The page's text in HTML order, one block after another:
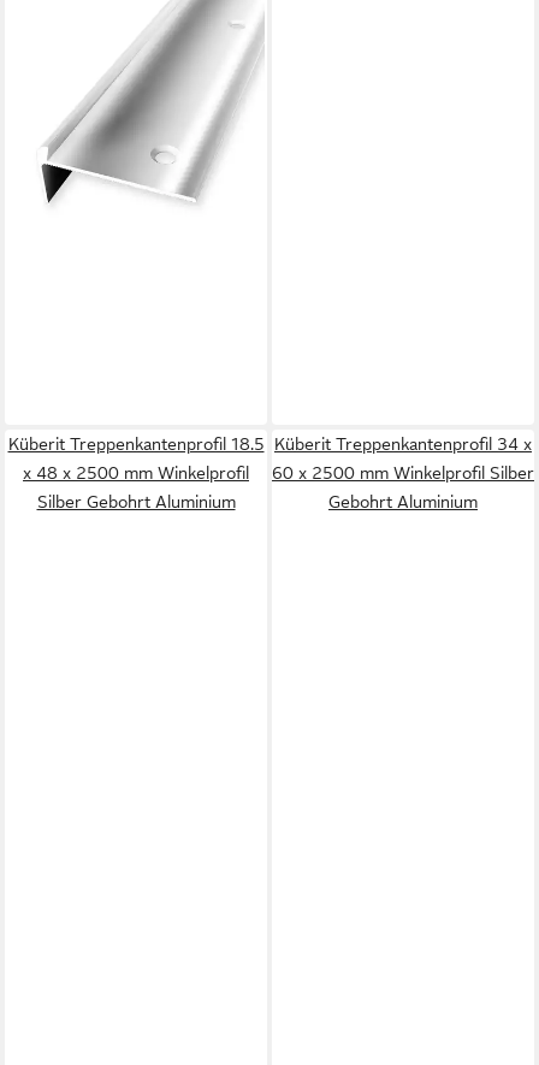
Treppenkantenprofil 21 x 48
x 2500 mm Winkelprofil Alu
poliert Gebohrt Aluminium
UVP 60,35 €
(18,50 €/ 1 m)
lieferbar in 5 Wochen
Küberit Treppenkantenprofil 18.5
x 48 x 2500 mm Winkelprofil
Silber Gebohrt Aluminium
Küberit Treppenkantenprofil 34 x
60 x 2500 mm Winkelprofil Silber
Gebohrt Aluminium